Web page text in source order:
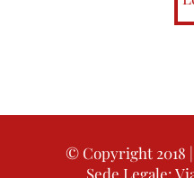
Nikolaos dello Sport
Atleti che, con il loro
l’immagine del
© Copyright 2018
Sede Legale: